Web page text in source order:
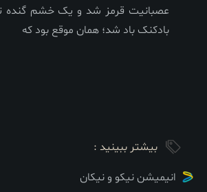
عصبانیت قرمز شد و یک خشم
بادکنک باد شد؛ همان موقع بود که
بیشتر ببینید :
انیمیشن نیکو و نیکان